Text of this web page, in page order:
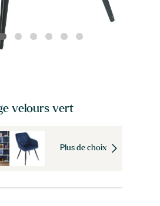
velours vert
Plus de choix